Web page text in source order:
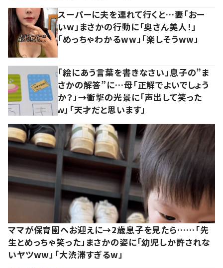
スーパーに夫を連れて行くと…妻「おー
いw」まさかの行動に「奥さん美人！」
「めっちゃわかるww」「楽しそうww」
「絵にあう言葉を書きなさい」息子の”ま
さかの解答”に…母「正解でよいでしょう
か？」→衝撃の光景に「声出して笑った
ｗ」「天才だと思います」
ママが保育園へお迎えに→2歳息子を見たら……「先
生とめっちゃ笑った」まさかの姿に「幼児しか許されな
いヤツww」「大渋滞すぎるw」